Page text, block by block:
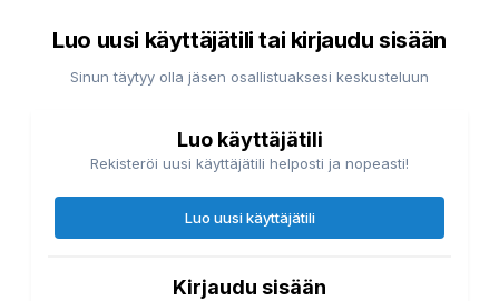
Luo uusi käyttäjätili tai kirjaudu sisään
Sinun täytyy olla jäsen osallistuaksesi keskusteluun
Luo käyttäjätili
Rekisteröi uusi käyttäjätili helposti ja nopeasti!
Luo uusi käyttäjätili
Kirjaudu sisään